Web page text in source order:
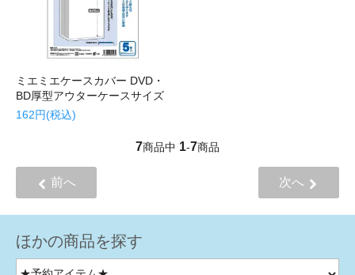
ミエミエケースカバー DVD・
BD厚型アウターケースサイズ
162円(税込)
7商品中 1-7商品
前へ 次へ
ほかの商品を探す